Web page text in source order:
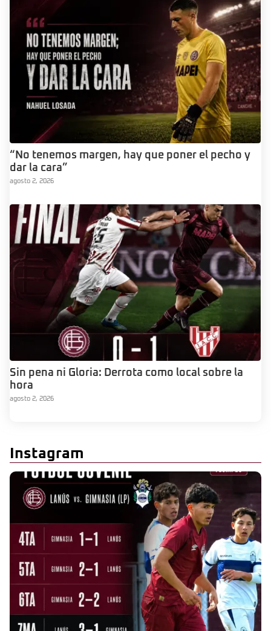
“No tenemos margen, hay que poner el pecho y
dar la cara”
agosto 2, 2026
Sin pena ni Gloria: Derrota como local sobre la
hora
agosto 2, 2026
Instagram